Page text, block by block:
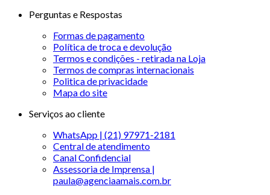
Perguntas e Respostas
Formas de pagamento
Política de troca e devolução
Termos e condições - retirada na Loja
Termos de compras internacionais
Politica de privacidade
Mapa do site
Serviços ao cliente
WhatsApp | (21) 97971-2181
Central de atendimento
Canal Confidencial
Assessoria de Imprensa |
paula@agenciaamais.com.br